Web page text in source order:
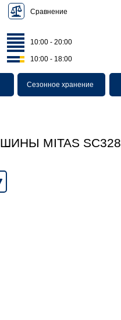
Сравнение
10:00 - 20:00
10:00 - 18:00
Сезонное хранение
ШИНЫ MITAS SC328